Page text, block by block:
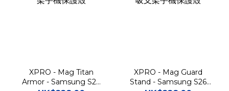
XPRO - Mag Titan
Armor - Samsung S26
XPRO - Mag Guard
Stand - Samsung S26